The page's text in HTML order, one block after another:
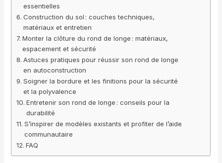
essentielles
Construction du sol : couches techniques,
matériaux et entretien
Monter la clôture du rond de longe : matériaux,
espacement et sécurité
Astuces pratiques pour réussir son rond de longe
en autoconstruction
Soigner la bordure et les finitions pour la sécurité
et la polyvalence
Entretenir son rond de longe : conseils pour la
durabilité
S’inspirer de modèles existants et profiter de l’aide
communautaire
FAQ